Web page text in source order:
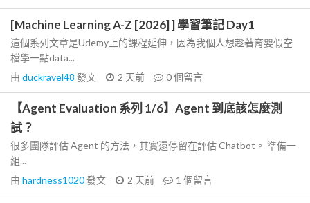
[Machine Learning A-Z [2026] ] 學習筆記 Day1
這個系列文章是Udemy上的課程延伸，因為我個人想趁著育嬰假空
檔學一點data...
由 duckravel48 發文 2 天前 0個留言
【Agent Evaluation 系列 1/6】Agent 到底該怎麼測
試？
很多團隊評估 Agent 的方法，其實還停留在評估 Chatbot。 準備一
組...
由 hardness1020發文 2 天前 1 個留言